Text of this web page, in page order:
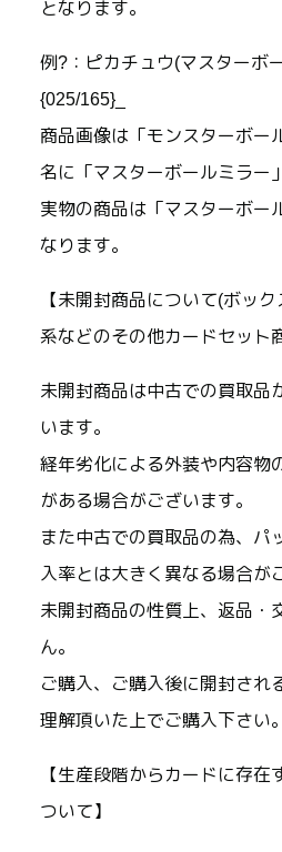
となります。
例?：ピカチュウ(マスターボ
{025/165}_
商品画像は「モンスターボー
名に「マスターボールミラー
実物の商品は「マスターボー
なります。
【未開封商品について(ボッ
系などのその他カードセット
未開封商品は中古での買取品
います。
経年劣化による外装や内容物
がある場合がございます。
また中古での買取品の為、パ
入率とは大きく異なる場合が
未開封商品の性質上、返品・
ん。
ご購入、ご購入後に開封され
理解頂いた上でご購入下さい。
【生産段階からカードに存在
ついて】